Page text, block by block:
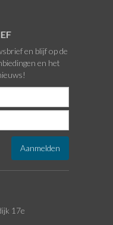
en blijf op de
en het
17e